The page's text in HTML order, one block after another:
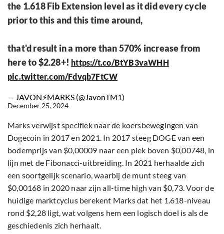
the 1.618 Fib Extension level as it did every cycle
prior to this and this time around,
that'd result in a more than 570% increase from
here to $2.28+! https://t.co/BtYB3vaWHH
pic.twitter.com/Fdvqb7FtCW
— JAVON⚡️MARKS (@JavonTM1)
December 25, 2024
Marks verwijst specifiek naar de koersbewegingen van
Dogecoin in 2017 en 2021. In 2017 steeg DOGE van een
bodemprijs van $0,00009 naar een piek boven $0,00748, in
lijn met de Fibonacci-uitbreiding. In 2021 herhaalde zich
een soortgelijk scenario, waarbij de munt steeg van
$0,00168 in 2020 naar zijn all-time high van $0,73. Voor de
huidige marktcyclus berekent Marks dat het 1.618-niveau
rond $2,28 ligt, wat volgens hem een logisch doel is als de
geschiedenis zich herhaalt.